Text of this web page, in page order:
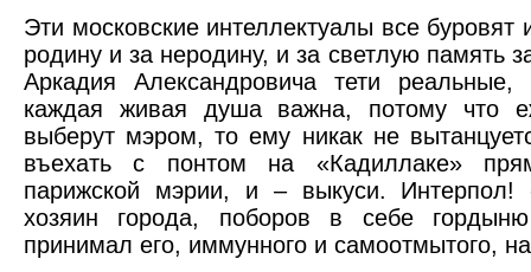
Эти московские интеллектуалы все буровят
родину и за неродину, и за светлую память
Аркадия Александровича тети
каждая живая душа важна, потому что
выберут мэром, то ему никак не
въехать с понтом на «Кадиллаке»
парижской мэрии, и – выкуси.
хозяин города, поборов в себе
принимал его, иммунного и самоотмытого,